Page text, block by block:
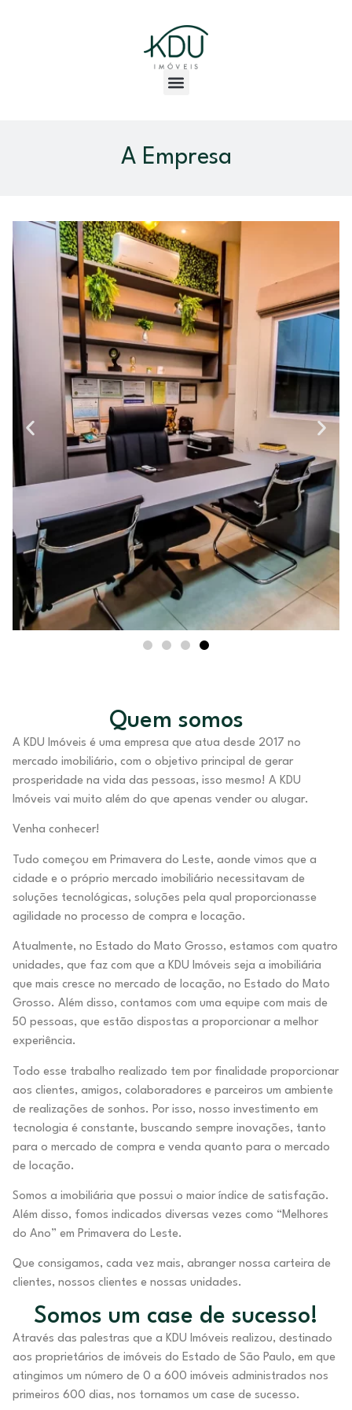
A Empresa
Quem somos
A KDU Imóveis é uma empresa que atua desde 2017 no
mercado imobiliário, com o objetivo principal de gerar
prosperidade na vida das pessoas, isso mesmo! A KDU
Imóveis vai muito além do que apenas vender ou alugar.
Venha conhecer!
Tudo começou em Primavera do Leste, aonde vimos que a
cidade e o próprio mercado imobiliário necessitavam de
soluções tecnológicas, soluções pela qual proporcionasse
agilidade no processo de compra e locação.
Atualmente, no Estado do Mato Grosso, estamos com quatro
unidades, que faz com que a KDU Imóveis seja a imobiliária
que mais cresce no mercado de locação, no Estado do Mato
Grosso. Além disso, contamos com uma equipe com mais de
50 pessoas, que estão dispostas a proporcionar a melhor
experiência.
Todo esse trabalho realizado tem por finalidade proporcionar
aos clientes, amigos, colaboradores e parceiros um ambiente
de realizações de sonhos. Por isso, nosso investimento em
tecnologia é constante, buscando sempre inovações, tanto
para o mercado de compra e venda quanto para o mercado
de locação.
Somos a imobiliária que possui o maior índice de satisfação.
Além disso, fomos indicados diversas vezes como “Melhores
do Ano” em Primavera do Leste.
Que consigamos, cada vez mais, abranger nossa carteira de
clientes, nossos clientes e nossas unidades.
Somos um case de sucesso!
Através das palestras que a KDU Imóveis realizou, destinado
aos proprietários de imóveis do Estado de São Paulo, em que
atingimos um número de 0 a 600 imóveis administrados nos
primeiros 600 dias, nos tornamos um case de sucesso.